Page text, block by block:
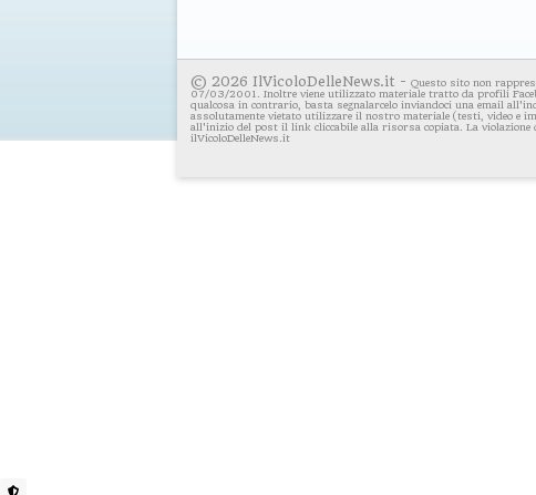
© 2026 IlVicoloDelleNews.it - Questo sito non
07/03/2001. Inoltre viene utilizzato materiale tratto da profili
qualcosa in contrario, basta segnalarcelo inviandoci una email
assolutamente vietato utilizzare il nostro materiale (testi, video e
all'inizio del post il link cliccabile alla risorsa copiata. La
ilVicoloDelleNews.it